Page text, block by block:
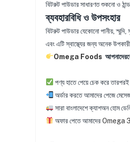
বিটরুট পাউডার সাধারণত শুকনো ও
ব্যবহারবিধি ও উপসংহার
বিটরুট পাউডার যেকোনো পানীয়, স্মুদি,
এবং এটি স্বাস্থ্যের জন্য অনেক
Omega Foods
পণ্য হাতে পেয়ে চেক করে
অর্ডার করতে আমাদের
সারা বাংলাদেশে ক্যাশঅন হোম
অফার পেতে আমাদেরOmega